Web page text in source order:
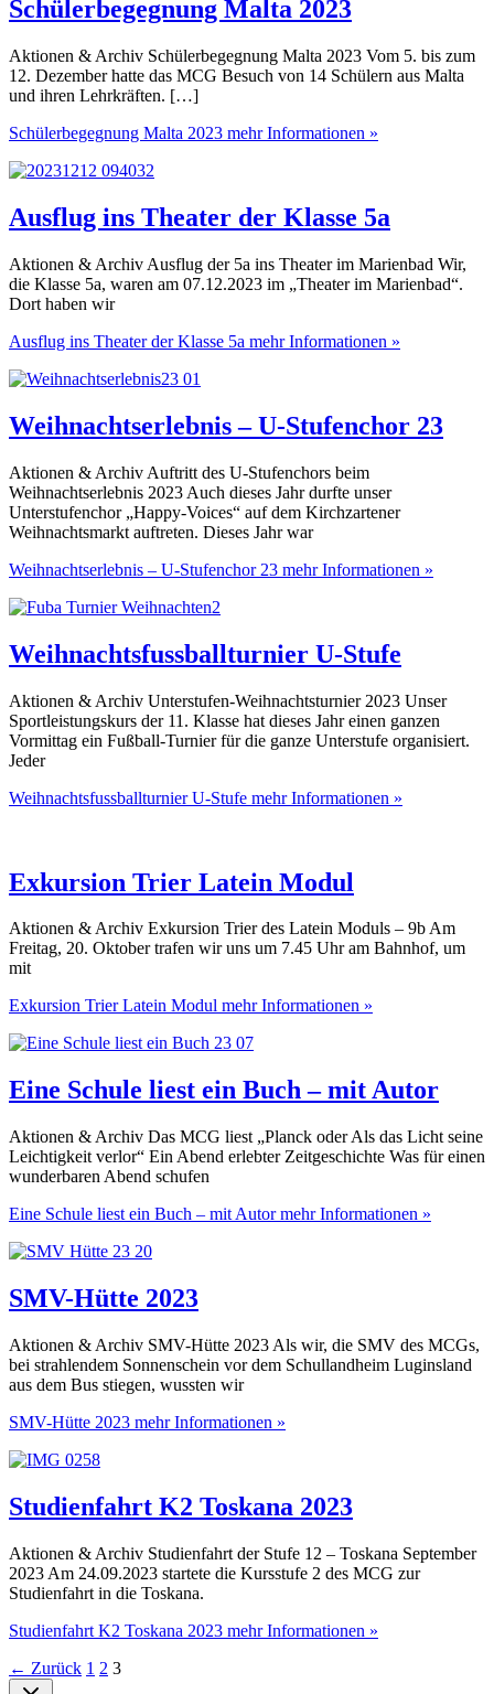
Schülerbegegnung Malta 2023
Aktionen & Archiv Schülerbegegnung Malta 2023 Vom 5. bis zum
12. Dezember hatte das MCG Besuch von 14 Schülern aus Malta
und ihren Lehrkräften. […]
Schülerbegegnung Malta 2023 mehr Informationen »
Ausflug ins Theater der Klasse 5a
Aktionen & Archiv Ausflug der 5a ins Theater im Marienbad Wir,
die Klasse 5a, waren am 07.12.2023 im „Theater im Marienbad“.
Dort haben wir
Ausflug ins Theater der Klasse 5a mehr Informationen »
Weihnachtserlebnis – U-Stufenchor 23
Aktionen & Archiv Auftritt des U-Stufenchors beim
Weihnachtserlebnis 2023 Auch dieses Jahr durfte unser
Unterstufenchor „Happy-Voices“ auf dem Kirchzartener
Weihnachtsmarkt auftreten. Dieses Jahr war
Weihnachtserlebnis – U-Stufenchor 23 mehr Informationen »
Weihnachtsfussballturnier U-Stufe
Aktionen & Archiv Unterstufen-Weihnachtsturnier 2023 Unser
Sportleistungskurs der 11. Klasse hat dieses Jahr einen ganzen
Vormittag ein Fußball-Turnier für die ganze Unterstufe organisiert.
Jeder
Weihnachtsfussballturnier U-Stufe mehr Informationen »
Exkursion Trier Latein Modul
Aktionen & Archiv Exkursion Trier des Latein Moduls – 9b Am
Freitag, 20. Oktober trafen wir uns um 7.45 Uhr am Bahnhof, um
mit
Exkursion Trier Latein Modul mehr Informationen »
Eine Schule liest ein Buch – mit Autor
Aktionen & Archiv Das MCG liest „Planck oder Als das Licht seine
Leichtigkeit verlor“ Ein Abend erlebter Zeitgeschichte Was für einen
wunderbaren Abend schufen
Eine Schule liest ein Buch – mit Autormehr Informationen »
SMV-Hütte 2023
Aktionen & Archiv SMV-Hütte 2023 Als wir, die SMV des MCGs,
bei strahlendem Sonnenschein vor dem Schullandheim Luginsland
aus dem Bus stiegen, wussten wir
SMV-Hütte 2023 mehr Informationen »
Studienfahrt K2 Toskana 2023
Aktionen & Archiv Studienfahrt der Stufe 12 – Toskana September
2023 Am 24.09.2023 startete die Kursstufe 2 des MCG zur
Studienfahrt in die Toskana.
Studienfahrt K2 Toskana 2023 mehr Informationen »
← Zurück 1 2 3